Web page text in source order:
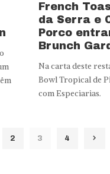
French
da Serra e
Porco
Brunch
Na carta deste
Bowl Tropical de
com Especiarias.
2 3 4